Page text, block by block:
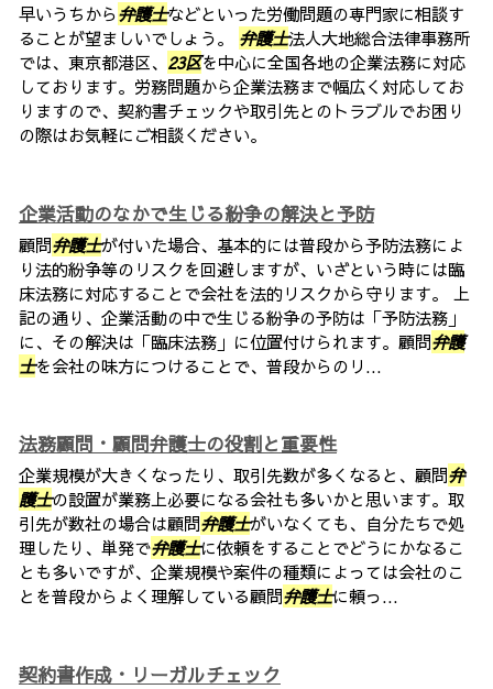
早いうちから弁護士などといった労働問題の専門家に相談す
ることが望ましいでしょう。 弁護士法人大地総合法律事務所
では、東京都港区、 23区を中心に全国各地の企業法務に対応
しております。労務問題から企業法務まで幅広く対応してお
りますので、契約書チェックや取引先とのトラブルでお困り
の際はお気軽にご相談ください。
企業活動のなかで生じる紛争の解決と予防
顧問弁護士が付いた場合、基本的には普段から予防法務によ
り法的紛争等のリスクを回避しますが、いざという時には臨
床法務に対応することで会社を法的リスクから守ります。 上
記の通り、企業活動の中で生じる紛争の予防は「予防法務」
に、その解決は「臨床法務」に位置付けられます。顧問弁護
士を会社の味方につけることで、普段からのリ...
法務顧問・顧問弁護士の役割と重要性
企業規模が大きくなったり、取引先数が多くなると、顧問弁
護士の設置が業務上必要になる会社も多いかと思います。取
引先が数社の場合は顧問弁護士がいなくても、自分たちで処
理したり、単発で弁護士に依頼をすることでどうにかなるこ
とも多いですが、企業規模や案件の種類によっては会社のこ
とを普段からよく理解している顧問弁護士に頼っ...
契約書作成・リーガルチェック